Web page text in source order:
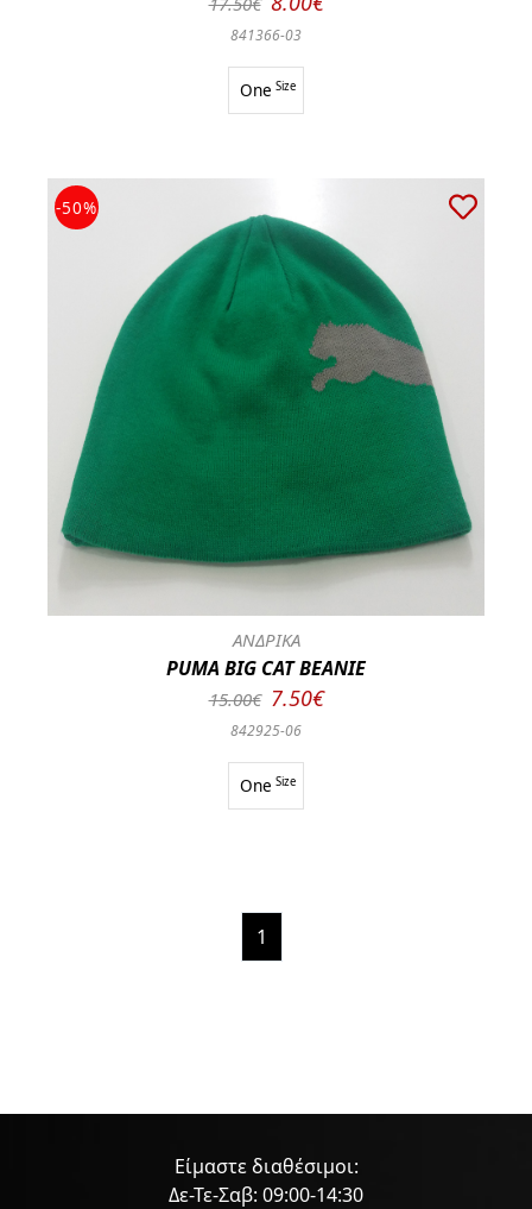
841366-03
One Size
-50%
ΑΝΔΡΙΚΑ
PUMA BIG CAT BEANIE
15.00€ 7.50€
842925-06
One Size
1
Είμαστε διαθέσιμοι:
Δε-Τε-Σαβ: 09:00-14:30